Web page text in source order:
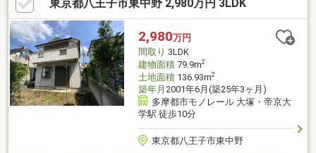
ースペース２台分あり（車種による）◎南道路・北東道路に面し
た角地◎陽当たり・風通し良好
東京都八王子市東中野 2,980万円 3LDK
2,980万円
間取り 3LDK
建物面積79.9m2
土地面積136.93m2
築年月 2001年6月(築25年3ヶ月)
多摩都市モノレール 大塚・帝京大
学駅 徒歩10分
東京都八王子市東中野